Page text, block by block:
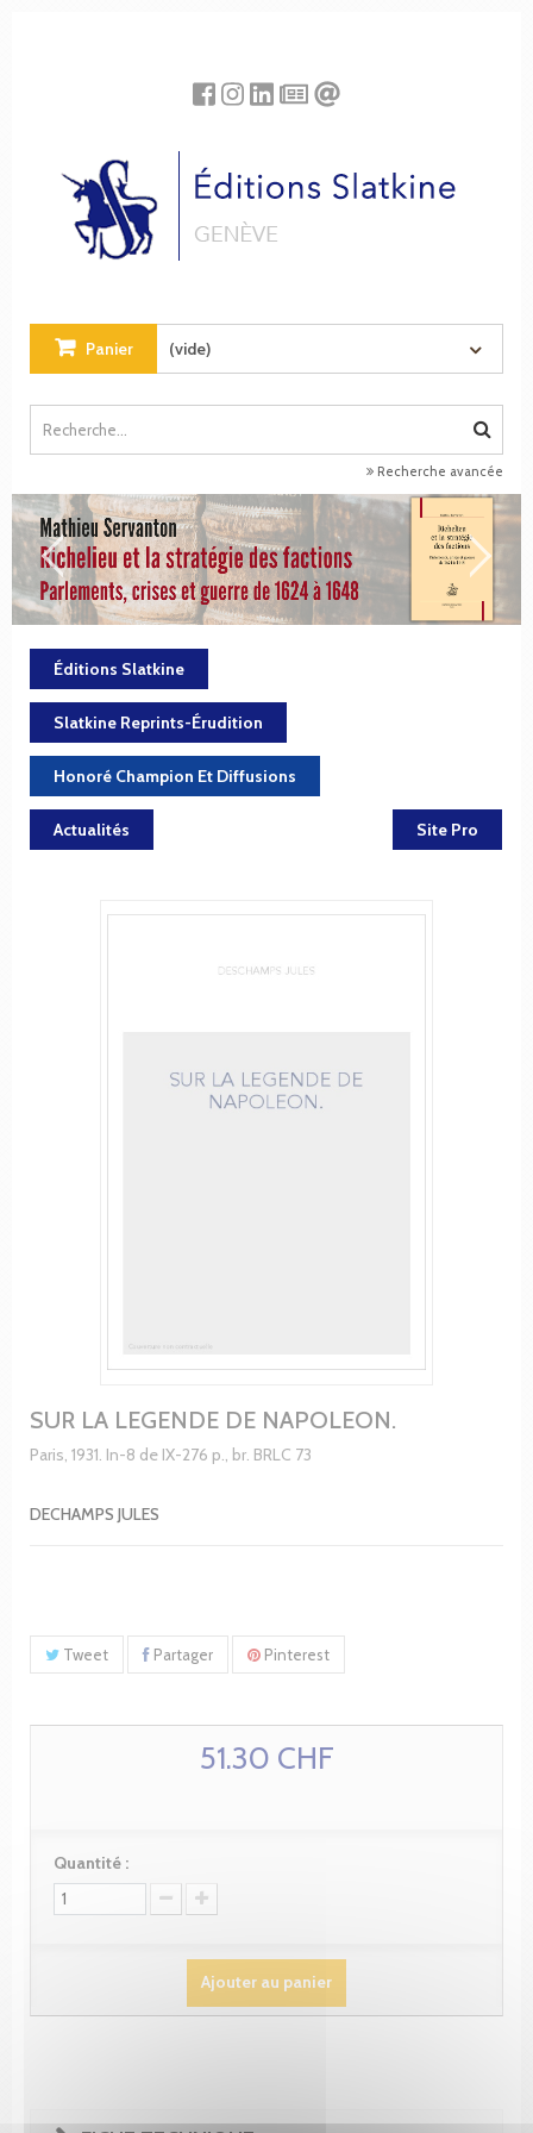
Panier (vide)
Recherche avancée
Éditions Slatkine
Slatkine Reprints-Érudition
Honoré Champion Et Diffusions
Actualités Site Pro
SUR LA LEGENDE DE NAPOLEON.
Paris, 1931. In-8 de IX-276 p., br. BRLC 73
DECHAMPS JULES
Tweet Partager Pinterest
51.30 CHF
Quantité :
Ajouter au panier